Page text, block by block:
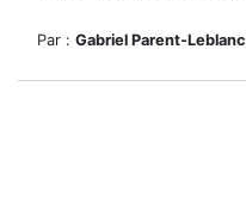
Par : Gabriel Parent-Leblanc